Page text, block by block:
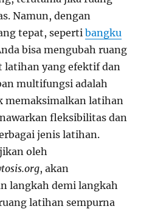
Namun, dengan
tepat, sepertibangku
bisa mengubah ruang
latihan yang efektif dan
multifungsi adalah
latihan
fleksibilitas dan
jenis latihan.
oleh
, akan
langkah demi langkah
latihan sempurna